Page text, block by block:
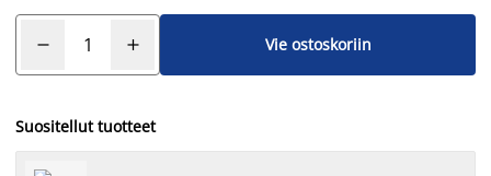
Vie ostoskoriin
Suositellut tuotteet